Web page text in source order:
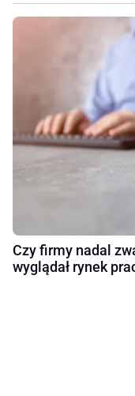
Czy firmy nadal
wyglądał rynek